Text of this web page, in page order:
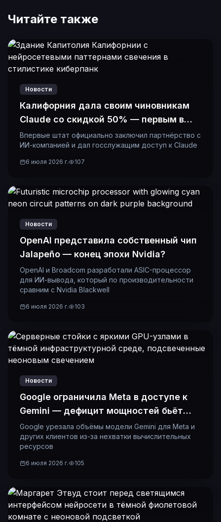
Читайте также
Новости
Калифорния дала своим чиновникам
Claude со скидкой 50% — первым в
истории
Впервые штат официально заключил партнёрство с
ИИ-компанией и дал госслужащим доступ к Claude
6 июля 2026 г. 107
Новости
OpenAI представила собственный чип
Jalapeño — конец эпохи Nvidia?
OpenAI и Broadcom разработали ASIC-процессор
для ИИ-вывода, который по производительности
сравним с Nvidia Blackwell
6 июля 2026 г. 103
Новости
Google ограничила Meta в доступе к
Gemini — дефицит мощностей бьёт
даже гигантов
Google урезала объёмы модели Gemini для Meta и
других клиентов из-за нехватки вычислительных
ресурсов
6 июля 2026 г. 105